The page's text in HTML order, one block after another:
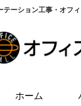
テーション工事・オフ
ホーム